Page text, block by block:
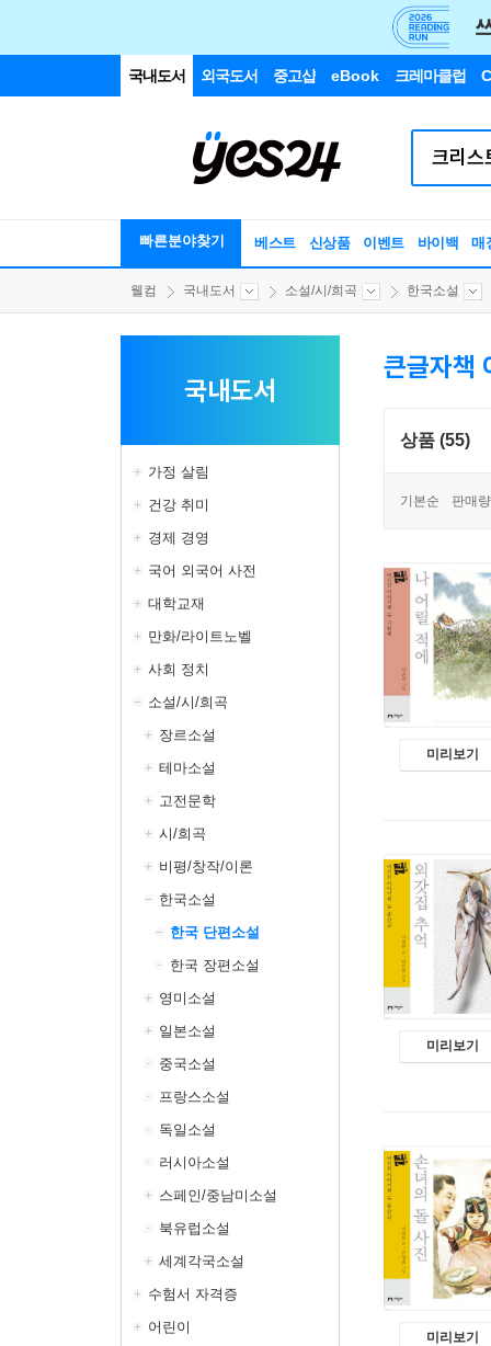
국내도서 외국도서 중고샵 eBook 크레마클럽
빠른분야찾기 베스트 신상품 이벤트 바이백 매
웰컴 국내도서 소설/시/희곡 한국소설
국내도서
가정 살림
건강 취미
경제 경영
국어 외국어 사전
대학교재
만화/라이트노벨
사회 정치
소설/시/희곡
장르소설
테마소설
고전문학
시/희곡
비평/창작/이론
한국소설
한국 단편소설
한국 장편소설
영미소설
일본소설
중국소설
프랑스소설
독일소설
러시아소설
스페인/중남미소설
북유럽소설
세계각국소설
수험서 자격증
어린이
큰글자책
상품 (55)
기본순 판매
미리보기
미리보기
미리보기